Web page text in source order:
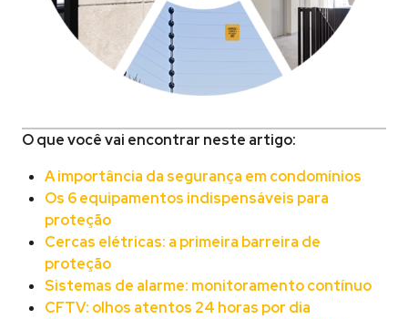
O que você vai encontrar neste artigo:
A importância da segurança em condomínios
Os 6 equipamentos indispensáveis para
proteção
Cercas elétricas: a primeira barreira de
proteção
Sistemas de alarme: monitoramento contínuo
CFTV: olhos atentos 24 horas por dia